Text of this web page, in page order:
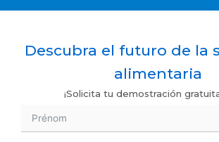
Descubra el futuro de la
alimentaria
¡Solicita tu demostración